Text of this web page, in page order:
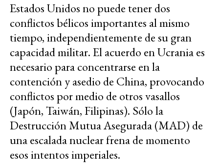
Estados Unidos no puede tener dos
conflictos bélicos importantes al mismo
tiempo, independientemente de su gran
capacidad militar. El acuerdo en Ucrania es
necesario para concentrarse en la
contención y asedio de China, provocando
conflictos por medio de otros vasallos
(Japón, Taiwán, Filipinas). Sólo la
Destrucción Mutua Asegurada (MAD) de
una escalada nuclear frena de momento
esos intentos imperiales.